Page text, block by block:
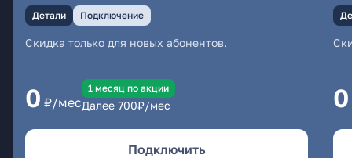
Детали Подключение
Скидка только для новых абонентов.
0 ₽/мес
1 месяц по акции
Далее 700₽/мес
Подключить
0